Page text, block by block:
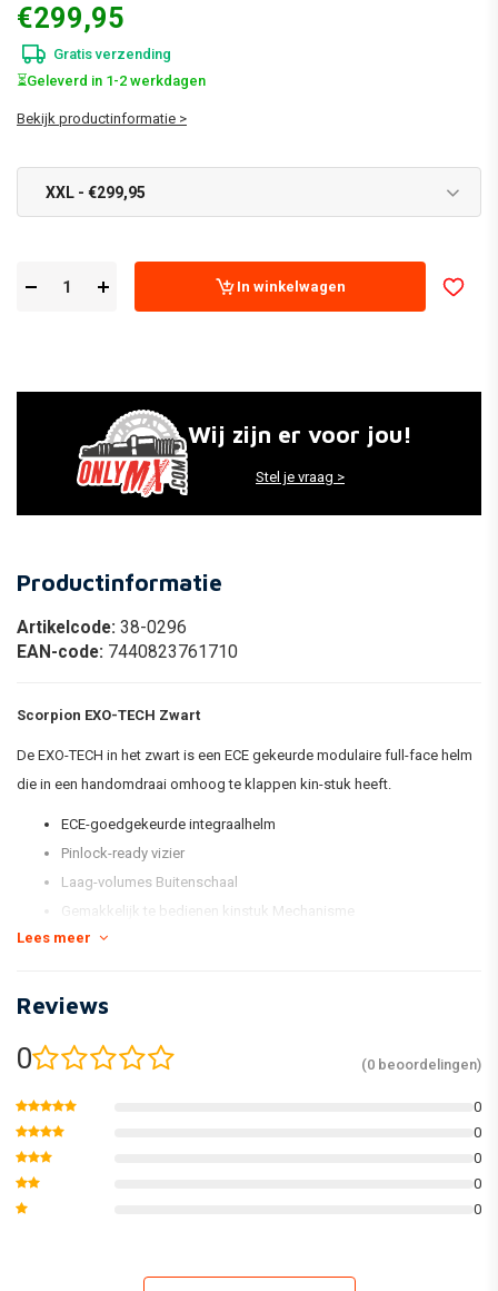
€299,95
Gratis verzending
⏳Geleverd in 1-2 werkdagen
Bekijk productinformatie >
XXL - €299,95
In winkelwagen
Wij zijn er voor jou!
Stel je vraag >
Productinformatie
Artikelcode: 38-0296
EAN-code: 7440823761710
Scorpion EXO-TECH Zwart
De EXO-TECH in het zwart is een ECE gekeurde modulaire full-face helm
die in een handomdraai omhoog te klappen kin-stuk heeft.
ECE-goedgekeurde integraalhelm
Pinlock-ready vizier
Laag-volumes Buitenschaal
Gemakkelijk te bedienen kinstuk Mechanisme
Met een druk op de knop aangebrachte ventilatie
verwijderbare, wasbare Kwikwick3 voering
Lees meer
Reviews
0 (0 beoordelingen)
0
0
0
0
0